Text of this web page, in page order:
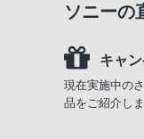
ソニーの
キャ
現在実施中の
品をご紹介しま